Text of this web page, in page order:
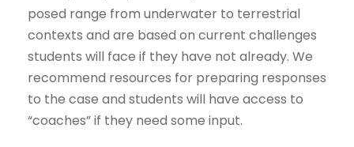
posed range from underwater to terrestrial
contexts and are based on current challenges
students will face if they have not already. We
recommend resources for preparing responses
to the case and students will have access to
“coaches” if they need some input.